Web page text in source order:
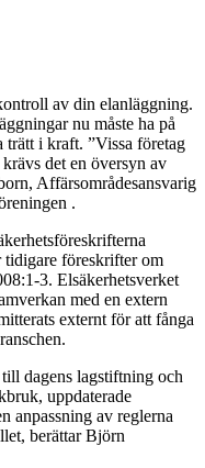
av din elanläggning.
nu måste ha på
trätt i kraft. ”Vissa företag
det en översyn av
Affärsområdesansvarig
.
föreskrifter om
3. Elsäkerhetsverket
med en extern
externt för att fånga
dagens lagstiftning och
uppdaterade
anpassning av reglerna
berättar Björn